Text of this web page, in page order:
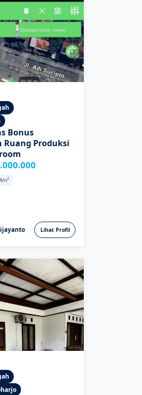
Bonus
Ruang Produksi
Lihat Profil